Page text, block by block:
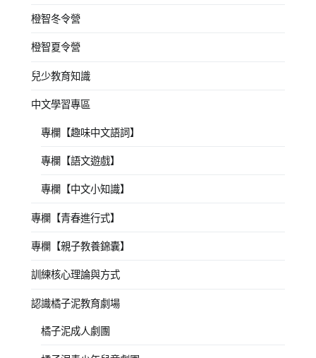
橙智冬令營
橙智夏令營
兒少教育知識
中文學習專區
專欄【趣味中文語詞】
專欄【語文遊戲】
專欄【中文小知識】
專欄【青春進行式】
專欄【親子教養錦囊】
訓練核心理論與方式
認識橘子泥教育劇場
橘子泥成人劇團